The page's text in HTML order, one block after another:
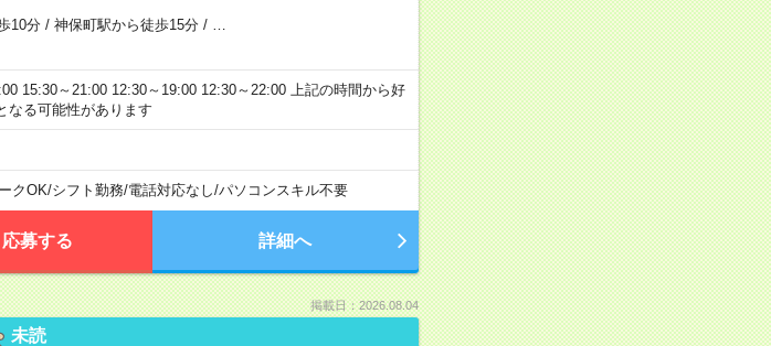
10分/ 神保町駅から徒歩15分/
15:30～21:00 12:30～19:00 12:30～22:00 上記の時間から好
なる可能性があります
クOK/シフト勤務/電話対応なし/パソコンスキル不要
応募する 詳細へ
掲載日：2026.08.04
未読